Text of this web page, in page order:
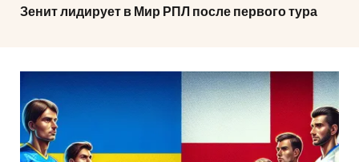
Зенит лидирует в Мир РПЛ после первого тура